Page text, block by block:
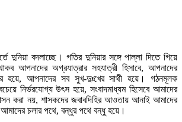
দুনিয়া বদলাচ্ছে। গতির দুনিয়ার সঙ্গে পাল্লা দিতে গিয়ে
আপনাদের অগ্রযাত্রার সহযাত্রী হিসাবে, আপনাদের
হয়ে, আপনাদের সব সুখ-দুঃখের সাথী হয়ে। গঠনমূলক
নির্ভরযোগ্য উ‍ৎস হয়ে, সংবাদমাধ্যম হিসেবে আমাদের
করা নয়, শাসকদের জবাবদিহির আওতায় আনাই আমাদের
চলার পথে, বন্ধুর পথে বন্ধু হয়ে।